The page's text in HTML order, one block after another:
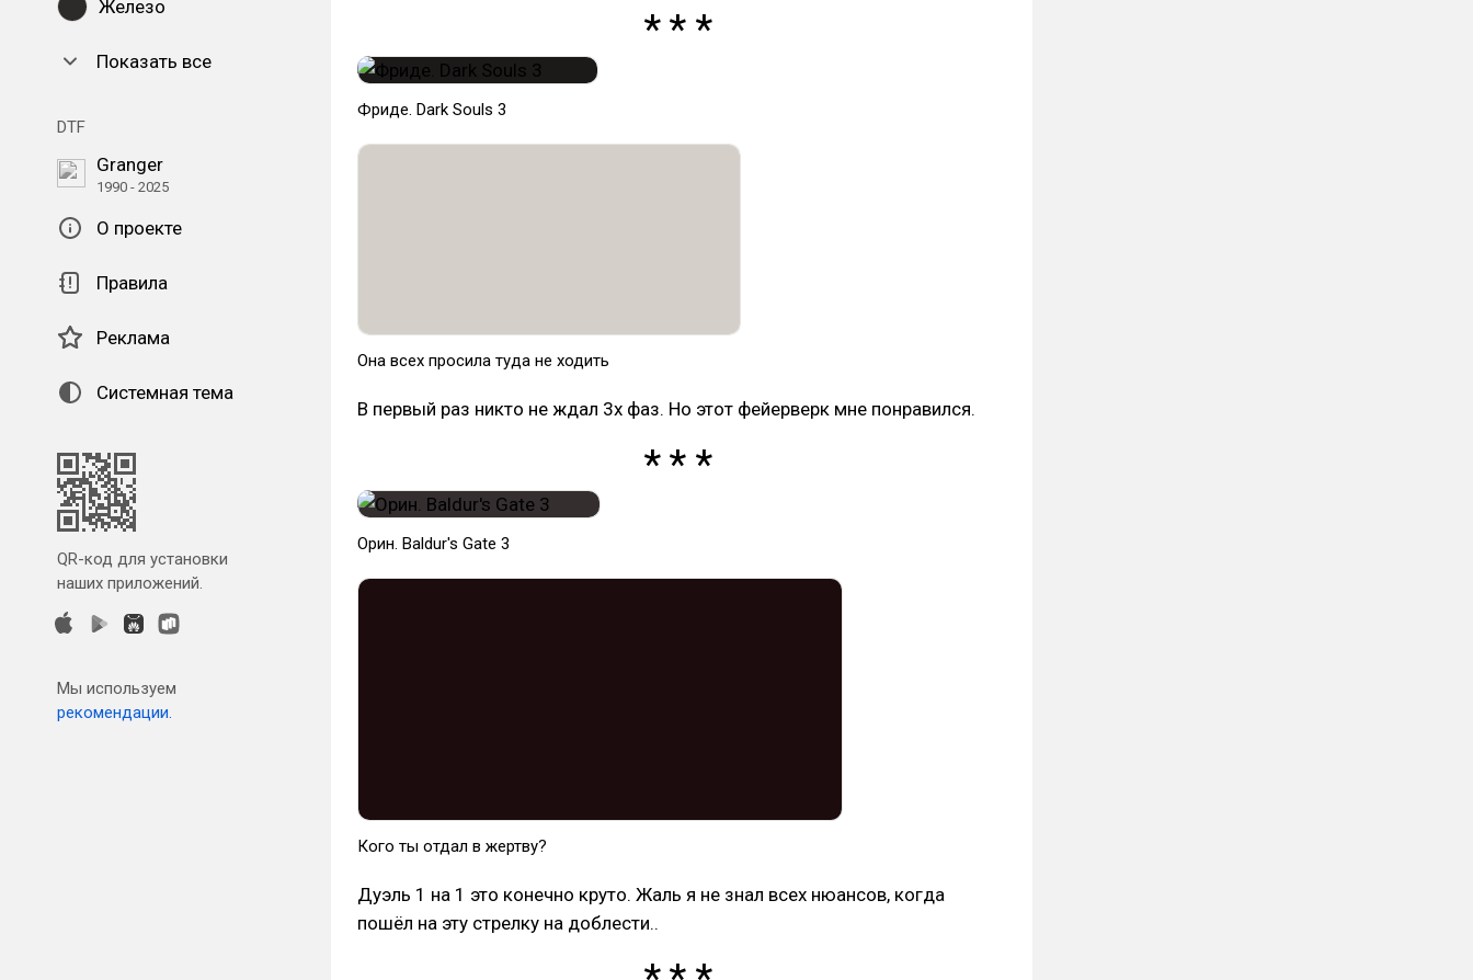
Железо
Показать все
DTF
Granger
1990 - 2025
О проекте
Правила
Реклама
Системная тема
QR-код для установки
наших приложений.
Мы используем
рекомендации.
Фриде. Dark Souls 3
Она всех просила туда не ходить
В первый раз никто не ждал 3х фаз. Но этот фейерверк мне понравился.
Орин. Baldur's Gate 3
Кого ты отдал в жертву?
Дуэль 1 на 1 это конечно круто. Жаль я не знал всех нюансов, когда
пошёл на эту стрелку на доблести..